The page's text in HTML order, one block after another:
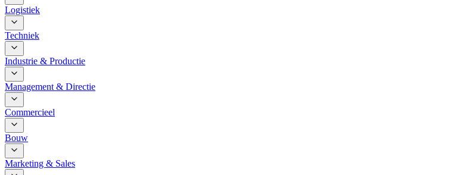
Logistiek
Techniek
Industrie & Productie
Management & Directie
Commercieel
Bouw
Marketing & Sales